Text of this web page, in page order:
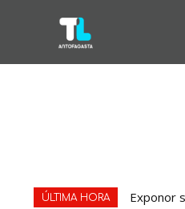
ÚLTIMA HORA Exponor